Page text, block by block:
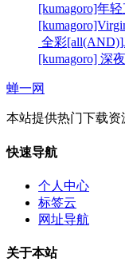
[kumagoro]年
全彩
[kumagoro] 深
蝉一网
本站提供热门下载资
快速导航
个人中心
标签云
网址导航
关于本站